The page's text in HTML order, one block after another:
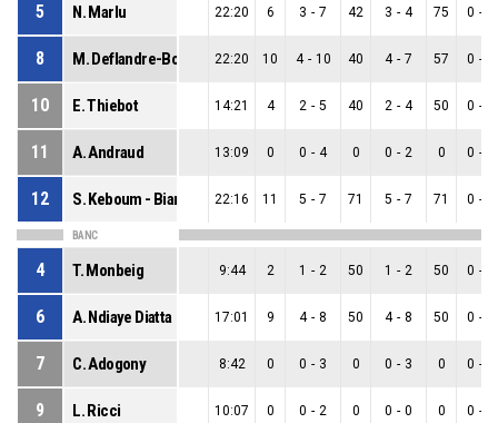
5 N. Marlu 22:20 6 3 - 7 42 3 - 4 75 0 -
8 M. Deflandre-Boleda 22:20 10 4 - 10 40 4 - 7 57 0 -
10 E. Thiebot 14:21 4 2 - 5 40 2 - 4 50 0 -
11 A. Andraud 13:09 0 0 - 4 0 0 - 2 0 0 -
12 S. Keboum - Biamou 22:16 11 5 - 7 71 5 - 7 71 0 -
BANC
4 T. Monbeig 9:44 2 1 - 2 50 1 - 2 50 0 -
6 A. Ndiaye Diatta 17:01 9 4 - 8 50 4 - 8 50 0 -
7 C. Adogony 8:42 0 0 - 3 0 0 - 3 0 0 -
9 L. Ricci 10:07 0 0 - 2 0 0 - 0 0 0 -